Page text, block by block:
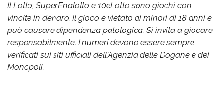
Il Lotto, SuperEnalotto e 10eLotto sono giochi con
vincite in denaro. Il gioco è vietato ai minori di 18 anni e
può causare dipendenza patologica. Si invita a giocare
responsabilmente. I numeri devono essere sempre
verificati sui siti ufficiali dell'Agenzia delle Dogane e dei
Monopoli.